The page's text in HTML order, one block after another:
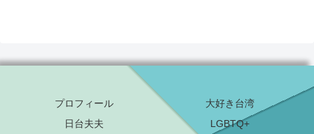
プロフィール
大好き台湾
日台夫夫
LGBTQ+